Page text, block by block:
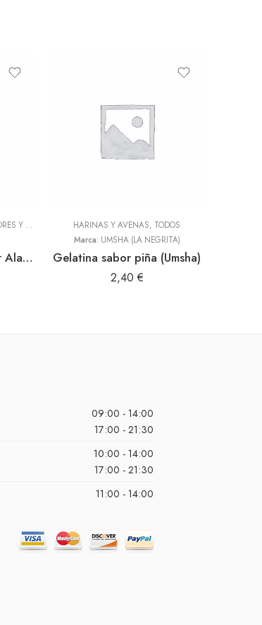
ADEREZOS, PASTAS, SAZONADORES Y CONDIMENTOS ,TODOS
Crema Huancaina 85gr Alacena
HARINAS Y AVENAS, TODOS
Marca: UMSHA (LA NEGRITA)
Gelatina sabor piña (Umsha)
2,40 €
09:00 - 14:00
17:00 - 21:30
10:00 - 14:00
17:00 - 21:30
11:00 - 14:00